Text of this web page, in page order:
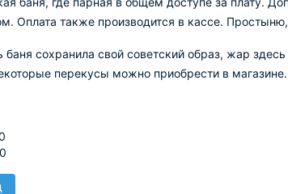
Оплата также производится в кассе.
баня сохранила свой советский образ, жар
перекусы можно приобрести в магазине.